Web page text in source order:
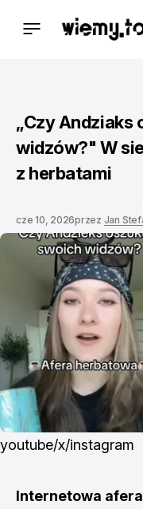
„Czy Andziaks
widzów?" W
z herbatami
cze 10, 2026przez Jan
youtube/x/instagram
Internetowa